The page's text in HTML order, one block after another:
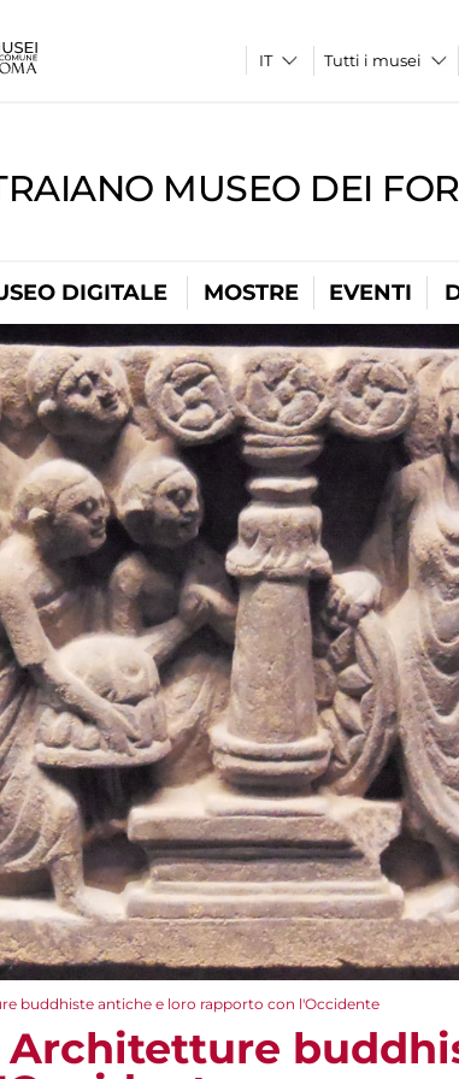
Tutti i musei
MUSEO DEI
DIGITALE MOSTRE EVENTI
buddhiste antiche e loro rapporto con l'Occidente
Architetture